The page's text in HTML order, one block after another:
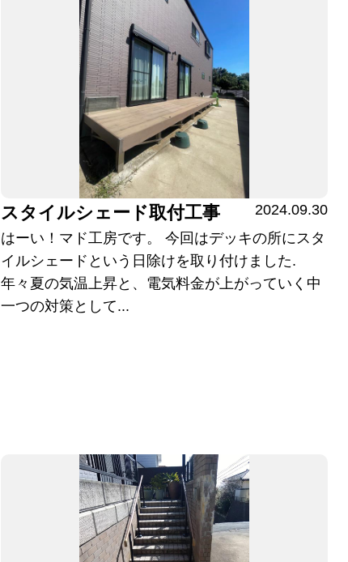
スタイルシェード取付工事
2024.09.30
はーい！マド工房です。 今回はデッキの所にスタ
イルシェードという日除けを取り付けました.
年々夏の気温上昇と、電気料金が上がっていく中
一つの対策として...